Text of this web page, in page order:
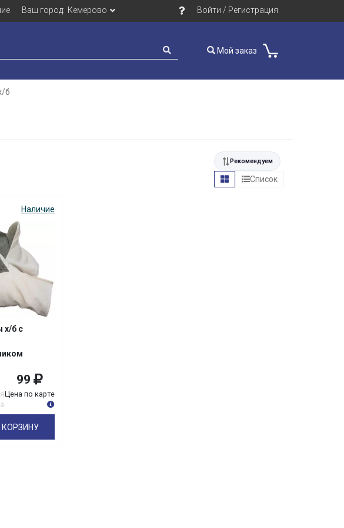
Ваш город: Кемерово Войти / Регистрация
Мой заказ
б
Рекомендуем
Список
Наличие
х/б с
250/480/
р 2
99
Цена по карте
КОРЗИНУ